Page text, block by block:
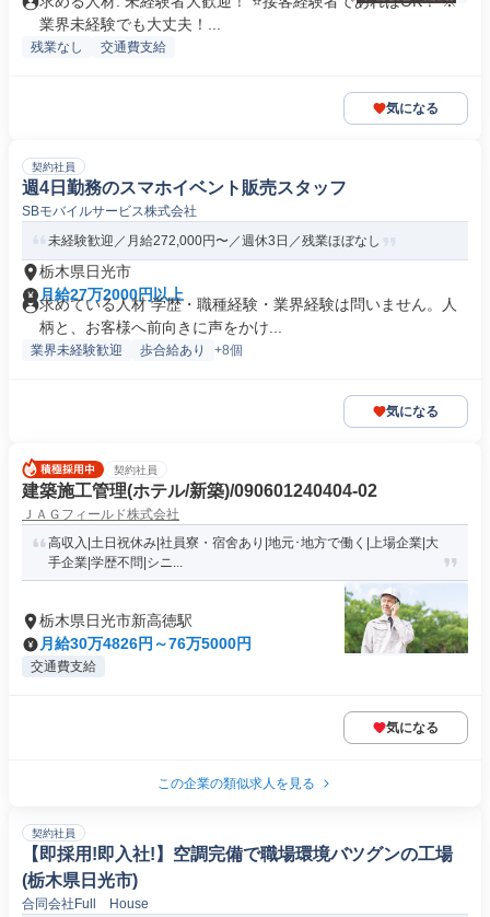
業界未経験でも大丈夫！...
残業なし 交通費支給
気になる
契約社員
週4日勤務のスマホイベント販売スタッフ
SBモバイルサービス株式会社
未経験歓迎／月給272,000円〜／週休3日／残業ほぼなし
栃木県日光市
月給27万2000円以上
求めている人材 学歴・職種経験・業界経験は問いません。人
柄と、お客様へ前向きに声をかけ...
業界未経験歓迎 歩合給あり +8個
気になる
契約社員
建築施工管理(ホテル/新築)/090601240404-02
ＪＡＧフィールド株式会社
高収入|土日祝休み|社員寮・宿舍あり|地元･地方で働く|上場企業|大
手企業|学歴不問|シニ...
栃木県日光市新高徳駅
月給30万4826円～76万5000円
交通費支給
気になる
この企業の類似求人を見る
契約社員
【即採用!即入社!】空調完備で職場環境バツグンの工場
(栃木県日光市)
合同会社Full House